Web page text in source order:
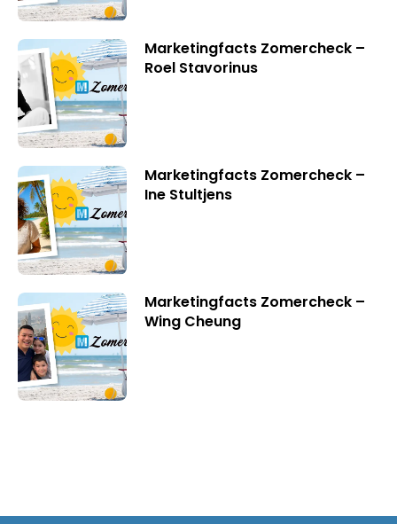
Marketingfacts Zomercheck –
Roel Stavorinus
Marketingfacts Zomercheck –
Ine Stultjens
Marketingfacts Zomercheck –
Wing Cheung